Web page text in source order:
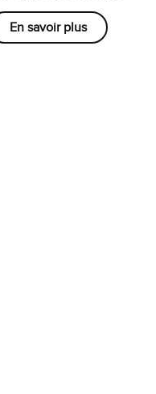
En savoir plus